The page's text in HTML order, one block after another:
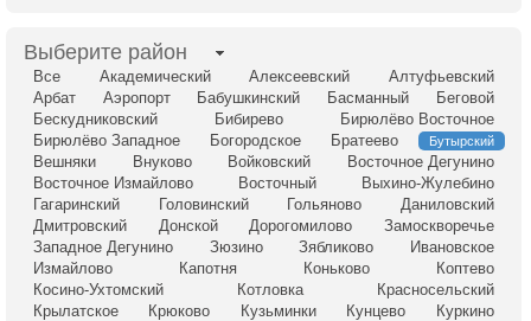
Выберите район
Все Академический Алексеевский
Алтуфьевский
Арбат
Аэропорт Бабушкинский Басманный
Беговой
Бескудниковский
Бибирево
Бирюлёво Восточное
Бирюлёво Западное
Богородское Братеево Бутырский
Вешняки Внуково Войковский
Восточное Дегунино
Восточное Измайлово
Восточный
Выхино-Жулебино
Гагаринский
Головинский Гольяново
Даниловский
Дмитровский
Донской Дорогомилово
Замоскворечье
Западное Дегунино
Зюзино Зябликово
Ивановское
Измайлово
Капотня Коньково
Коптево
Косино-Ухтомский
Котловка
Красносельский
Крылатское
Крюково Кузьминки Кунцево
Куркино